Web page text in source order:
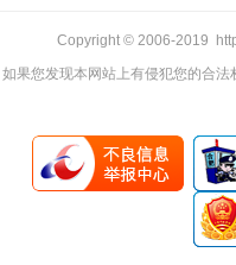
Copyright © 2006-2019
如果您发现本网站上有侵犯您的合